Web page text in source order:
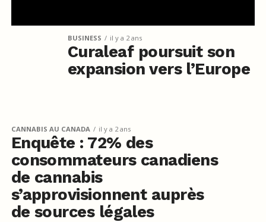
BUSINESS il y a 2 ans
Curaleaf poursuit son
expansion vers l’Europe
CANNABIS AU CANADA il y a 2 ans
Enquête : 72% des
consommateurs canadiens
de cannabis
s’approvisionnent auprès
de sources légales